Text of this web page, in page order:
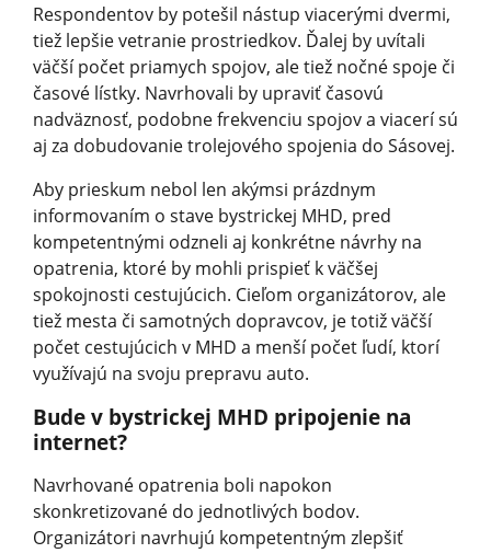
Respondentov by potešil nástup viacerými dvermi,
tiež lepšie vetranie prostriedkov. Ďalej by uvítali
väčší počet priamych spojov, ale tiež nočné spoje či
časové lístky. Navrhovali by upraviť časovú
nadväznosť, podobne frekvenciu spojov a viacerí sú
aj za dobudovanie trolejového spojenia do Sásovej.
Aby prieskum nebol len akýmsi prázdnym
informovaním o stave bystrickej MHD, pred
kompetentnými odzneli aj konkrétne návrhy na
opatrenia, ktoré by mohli prispieť k väčšej
spokojnosti cestujúcich. Cieľom organizátorov, ale
tiež mesta či samotných dopravcov, je totiž väčší
počet cestujúcich v MHD a menší počet ľudí, ktorí
využívajú na svoju prepravu auto.
Bude v bystrickej MHD pripojenie na
internet?
Navrhované opatrenia boli napokon
skonkretizované do jednotlivých bodov.
Organizátori navrhujú kompetentným zlepšiť